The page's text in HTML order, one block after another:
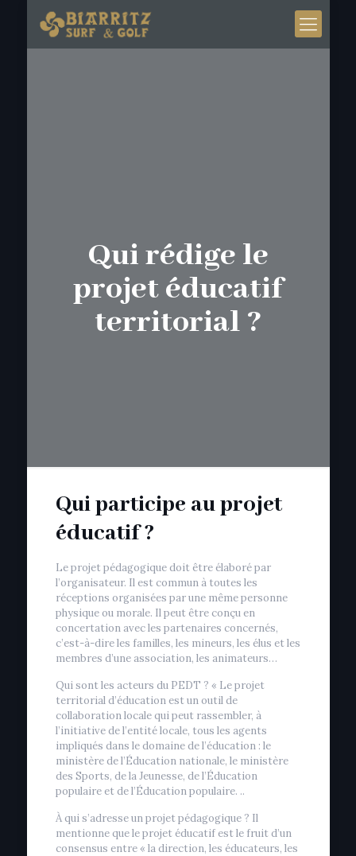
Qui rédige le
projet éducatif
territorial ?
Qui participe au projet
éducatif ?
Le projet pédagogique doit être élaboré par
l’organisateur. Il est commun à toutes les
réceptions organisées par une même personne
physique ou morale. Il peut être conçu en
concertation avec les partenaires concernés,
c’est-à-dire les familles, les mineurs, les élus et les
membres d’une association, les animateurs…
Qui sont les acteurs du PEDT ? « Le projet
territorial d’éducation est un outil de
collaboration locale qui peut rassembler, à
l’initiative de l’entité locale, tous les agents
impliqués dans le domaine de l’éducation : le
ministère de l’Éducation nationale, le ministère
des Sports, de la Jeunesse, de l’Éducation
populaire et de l’Éducation populaire. ..
À qui s’adresse un projet pédagogique ? Il
mentionne que le projet éducatif est le fruit d’un
consensus entre « la direction, les éducateurs, les